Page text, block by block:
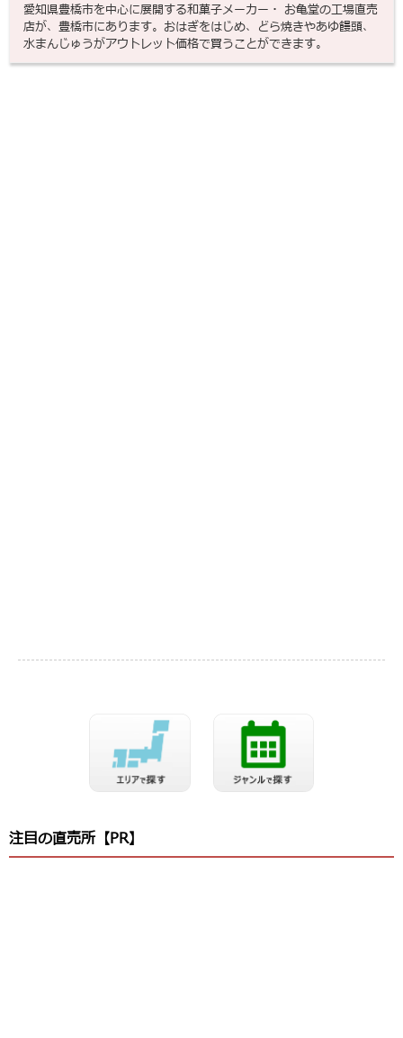
愛知県豊橋市を中心に展開する和菓子メーカー・ お亀堂の工場直売
店が、豊橋市にあります。おはぎをはじめ、どら焼きやあゆ饅頭、
水まんじゅうがアウトレット価格で買うことができます。
注目の直売所【PR】